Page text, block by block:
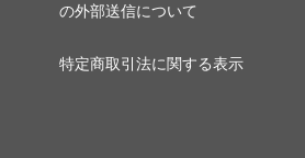
の外部送信について
特定商取引法に関する表示